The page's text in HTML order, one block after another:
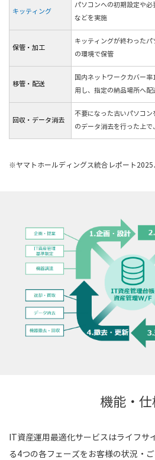
キッティング
パソコンへの初期設定や
などを実施
保管・加工
キッティングが終わった
の環境で保管
移管・配送
国内ネットワークカバー
用し、指定の納品場所へ配
回収・データ消去
不要になった古いパソコ
のデータ消去を行った上
※ヤマトホールディングス統合レポート2025
機能・仕
IT資産運用最適化サービスはライフサ
る4つの各フェーズをお客様の状況・